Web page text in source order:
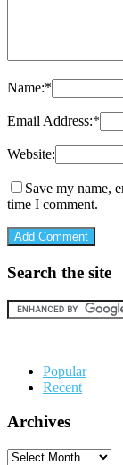
Name:*
Email Address:*
Website:
Save my name,
time I comment.
Search the site
Popular
Recent
Archives
Archives